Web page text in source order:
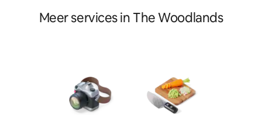
Meer services in The Woodlands